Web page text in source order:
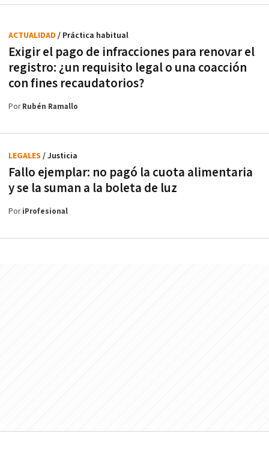
Exigir el pago de infracciones para renovar el
registro: ¿un requisito legal o una coacción
con fines recaudatorios?
ACTUALIDAD / Práctica habitual
PorRubén Ramallo
Fallo ejemplar: no pagó la cuota alimentaria
y se la suman a la boleta de luz
LEGALES / Justicia
PoriProfesional